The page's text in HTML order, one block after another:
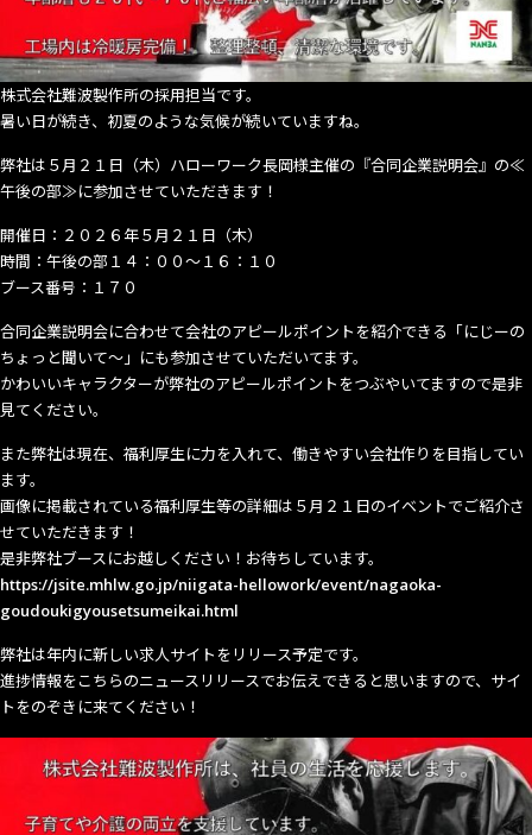
ジ
ェ
ク
ト』
賛
企
業
し
て
参
加
し
ま
し
株式会社難波製作所の採用担当です。
暑い日が続き、初夏のような気候が続いていますね。
弊社は５月２１日（木）ハローワーク長岡様主催の『合同企業説明会』の≪
午後の部≫に参加させていただきます！
開催日：２０２６年５月２１日（木）
時間：午後の部１４：００～１６：１０
ブース番号：１７０
合同企業説明会に合わせて会社のアピールポイントを紹介できる「にじーの
ちょっと聞いて～」にも参加させていただいてます。
かわいいキャラクターが弊社のアピールポイントをつぶやいてますので是非
見てください。
また弊社は現在、福利厚生に力を入れて、働きやすい会社作りを目指してい
ます。
画像に掲載されている福利厚生等の詳細は５月２１日のイベントでご紹介さ
せていただきます！
是非弊社ブースにお越しください！お待ちしています。
https://jsite.mhlw.go.jp/niigata-hellowork/event/nagaoka-
goudoukigyousetsumeikai.html
弊社は年内に新しい求人サイトをリリース予定です。
進捗情報をこちらのニュースリリースでお伝えできると思いますので、サイ
トをのぞきに来てください！